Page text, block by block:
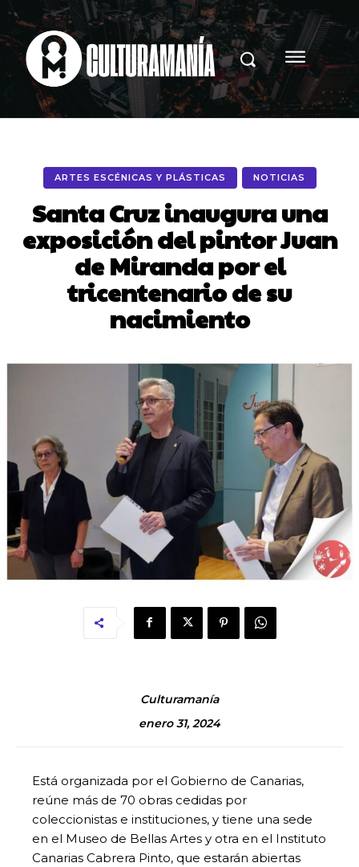
ARTES ESCÉNICAS Y PLÁSTICAS NOTICIAS
Santa Cruz inaugura una
exposición del pintor Juan
de Miranda por el
tricentenario de su
nacimiento
Culturamanía
enero 31, 2024
Está organizada por el Gobierno de Canarias,
reúne más de 70 obras cedidas por
coleccionistas e instituciones, y tiene una sede
en el Museo de Bellas Artes y otra en el Instituto
Canarias Cabrera Pinto, que estarán abiertas